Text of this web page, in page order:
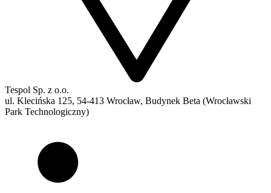
Tespol Sp. z o.o.
ul. Klecińska 125, 54-413 Wrocław, Budynek Beta (Wrocławski
Park Technologiczny)